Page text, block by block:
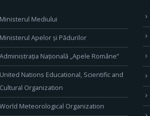
Ministerul Mediului
Ministerul Apelor și Pădurilor
Administrația Națională „Apele Române”
United Nations Educational, Scientific and
Cultural Organization
World Meteorological Organization